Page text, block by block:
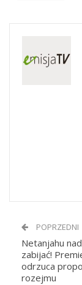
POPRZEDNI
Netanjahu
zabijać!
odrzuca
rozejmu